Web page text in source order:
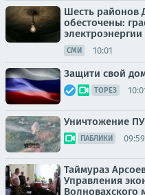
Шесть районов
обесточены:
электроэнергии
СМИ 10:01
Защити свой
ТОРЕЗ
Уничтожение
ПАБЛИКИ 09:59
Таймураз
Управления
Волновахского